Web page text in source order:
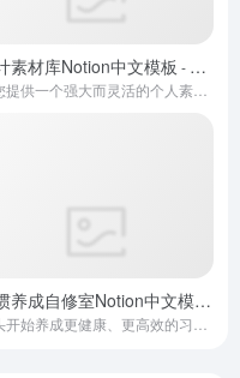
素材库Notion中文模板 - 免费版
习惯养成自修室Notion中文模板